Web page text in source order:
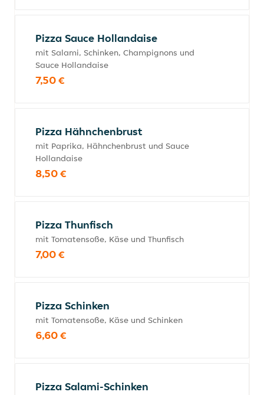
Pizza Sauce Hollandaise
mit Salami, Schinken, Champignons und
Sauce Hollandaise
7,50 €
Pizza Hähnchenbrust
mit Paprika, Hähnchenbrust und Sauce
Hollandaise
8,50 €
Pizza Thunfisch
mit Tomatensoße, Käse und Thunfisch
7,00 €
Pizza Schinken
mit Tomatensoße, Käse und Schinken
6,60 €
Pizza Salami-Schinken